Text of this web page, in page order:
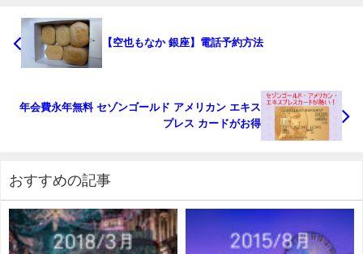
【空也もなか 銀座】電話予約方法
年会費永年無料 セゾンゴールド アメリカン エキス
プレス カードがお得
おすすめの記事